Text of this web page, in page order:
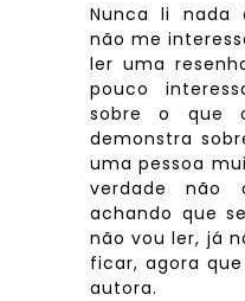
Nunca li nada
não me
ler uma
pouco
sobre o que
demonstra
uma pessoa
verdade não
achando que
não vou ler, já
ficar, agora
autora.